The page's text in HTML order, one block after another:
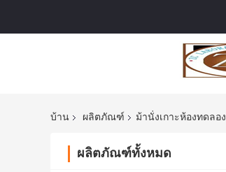
บ้าน ผลิตภัณฑ์ ม้านั่งเกาะห้องทดลอง
ผลิตภัณฑ์ทั้งหมด